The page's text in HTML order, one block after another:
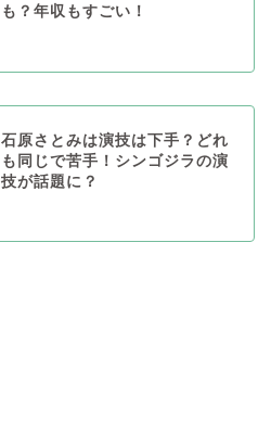
も？年収もすごい！
石原さとみは演技は下手？どれ
も同じで苦手！シンゴジラの演
技が話題に？